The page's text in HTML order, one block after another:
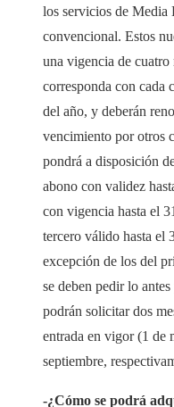
los servicios de Media
convencional. Estos
una vigencia de cuatro
corresponda con cada
del año, y deberán
vencimiento por otros
pondrá a disposición
abono con validez
con vigencia hasta el
tercero válido hasta el
excepción de los del
se deben pedir lo
podrán solicitar dos
entrada en vigor (1 de
septiembre,
-¿Cómo se podrá